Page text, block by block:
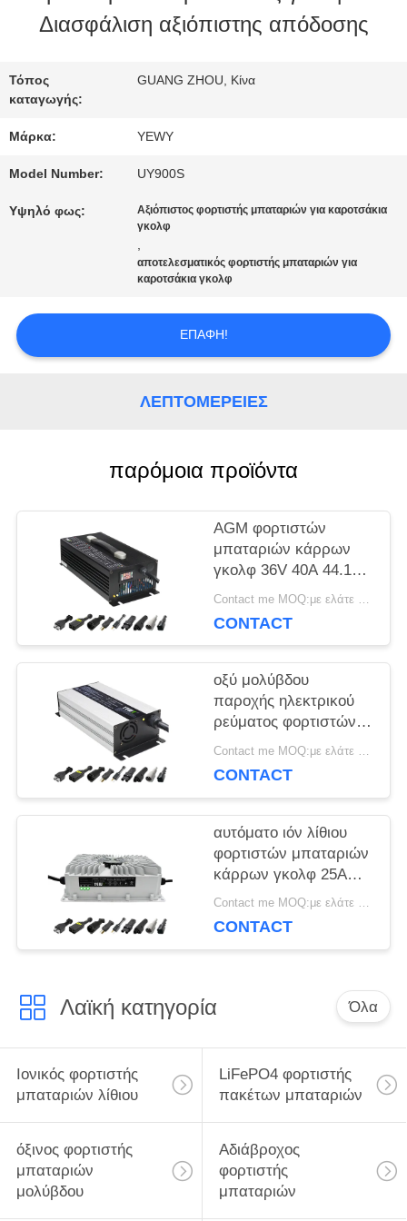
ΕΡΓΟΣΤΑΣΊΩΝ
ΠΟΙΟΤΙΚΌΣ
ΈΛΕΓΧΟΣ
ΜΑΣ
ΕΠΑΦΉ
ΜΕ
SITEMAP
PRIVACY
POLICY
Διασφάλιση αξιόπιστης απόδοσης
Τόπος
καταγωγής:
GUANG ZHOU, Κίνα
Μάρκα: YEWY
Model Number: UY900S
Υψηλό φως:
Αξιόπιστος φορτιστής μπαταριών για καροτσάκια
γκολφ
,
αποτελεσματικός φορτιστής μπαταριών για
καροτσάκια γκολφ
ΕΠΑΦΉ!
ΛΕΠΤΟΜΈΡΕΙΕΣ
παρόμοια προϊόντα
AGM φορτιστών
μπαταριών κάρρων
γκολφ 36V 40A 44.1V
150A οξύ μολύβδου
Contact me MOQ:με ελάτε σε επαφή με
CONTACT
οξύ μολύβδου
παροχής ηλεκτρικού
ρεύματος φορτιστών
μπαταριών 36V 20A
γκολφ
Contact me MOQ:με ελάτε σε επαφή με
CONTACT
αυτόματο ιόν λίθιου
φορτιστών μπαταριών
κάρρων γκολφ 25A
48V αδιάβροχο
Contact me MOQ:με ελάτε σε επαφή με
CONTACT
Λαϊκή κατηγορία Όλα
Ιονικός φορτιστής
μπαταριών λίθιου
LiFePO4 φορτιστής
πακέτων μπαταριών
όξινος φορτιστής
μπαταριών
μολύβδου
Αδιάβροχος
φορτιστής
μπαταριών